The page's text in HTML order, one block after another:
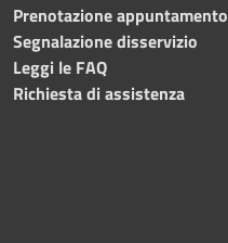
Prenotazione appuntamento
Segnalazione disservizio
Leggi le FAQ
Richiesta di assistenza